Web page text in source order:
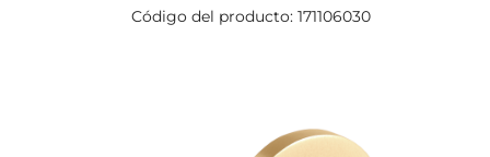
Código del producto: 171106030